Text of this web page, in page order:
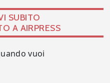
SUBITO
A AIRPRESS
vuoi